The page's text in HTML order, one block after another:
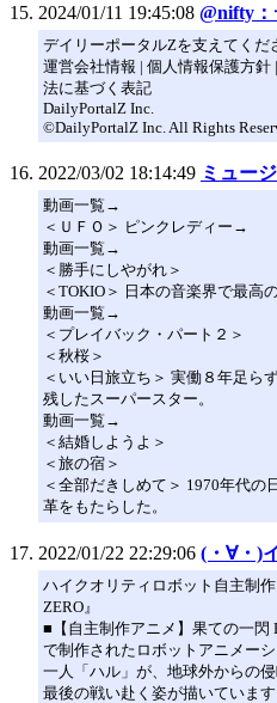
2024/01/11 19:45:08 @nifty
デイリーポータルZを支えてくだ
運営会社情報 | 個人情報保護方針
法に基づく表記
DailyPortalZ Inc.
©DailyPortalZ Inc. All Rights
2022/03/02 18:14:49 ミュー
動画一覧→
＜ＵＦＯ＞ ピンクレディー→
動画一覧→
＜勝手にしやがれ＞
＜TOKIO＞ 日本の音楽界で最高
動画一覧→
＜プレイバック・パート２＞
＜秋桜＞
＜いい日旅立ち＞ 実働８年足ら
残したスーパースター。
動画一覧→
＜結婚しようよ＞
＜旅の宿＞
＜全部だきしめて＞ 1970年代の
革をもたらした。
2022/01/22 22:29:06 (・∀・)
ハイクオリティロボット自主制
ZERO』
■【自主制作アニメ】果ての一閃
で制作されたロボットアニメー
一人「ハル」が、地球外からの
最後の戦い赴く姿が描いています